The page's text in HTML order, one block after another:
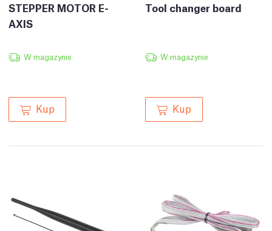
STEPPER MOTOR E-
AXIS
W magazynie
Kup
Tool changer board
W magazynie
Kup